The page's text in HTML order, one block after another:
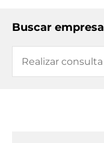
Buscar empresa